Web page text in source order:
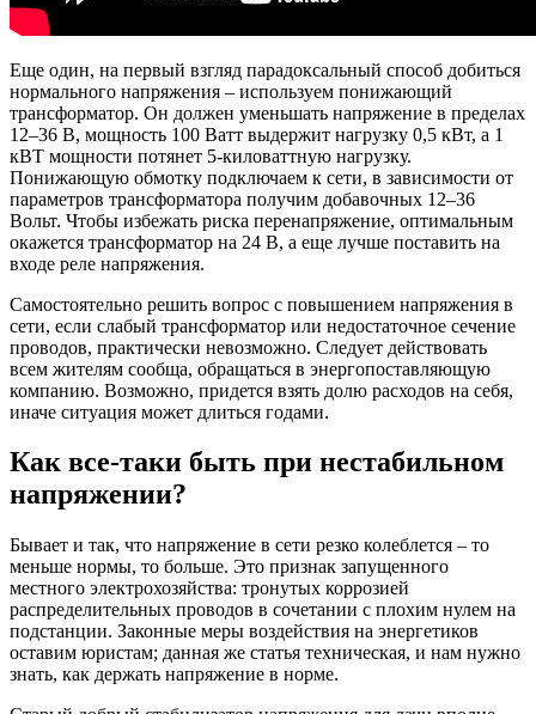
Еще один, на первый взгляд парадоксальный способ добиться
нормального напряжения – используем понижающий
трансформатор. Он должен уменьшать напряжение в пределах
12–36 В, мощность 100 Ватт выдержит нагрузку 0,5 кВт, а 1
кВТ мощности потянет 5-киловаттную нагрузку.
Понижающую обмотку подключаем к сети, в зависимости от
параметров трансформатора получим добавочных 12–36
Вольт. Чтобы избежать риска перенапряжение, оптимальным
окажется трансформатор на 24 В, а еще лучше поставить на
входе реле напряжения.
Самостоятельно решить вопрос с повышением напряжения в
сети, если слабый трансформатор или недостаточное сечение
проводов, практически невозможно. Следует действовать
всем жителям сообща, обращаться в энергопоставляющую
компанию. Возможно, придется взять долю расходов на себя,
иначе ситуация может длиться годами.
Как все-таки быть при нестабильном
напряжении?
Бывает и так, что напряжение в сети резко колеблется – то
меньше нормы, то больше. Это признак запущенного
местного электрохозяйства: тронутых коррозией
распределительных проводов в сочетании с плохим нулем на
подстанции. Законные меры воздействия на энергетиков
оставим юристам; данная же статья техническая, и нам нужно
знать, как держать напряжение в норме.